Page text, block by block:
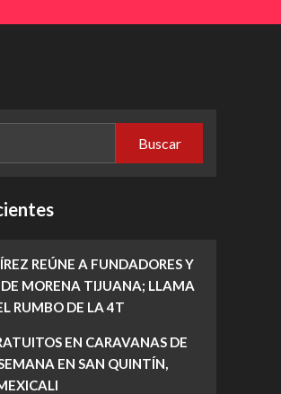
Buscar
REÚNE A FUNDADORES Y
MORENA TIJUANA; LLAMA
RUMBO DE LA 4T
EN CARAVANAS DE
EN SAN QUINTÍN,